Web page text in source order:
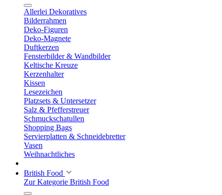
Allerlei Dekoratives
Bilderrahmen
Deko-Figuren
Deko-Magnete
Duftkerzen
Fensterbilder & Wandbilder
Keltische Kreuze
Kerzenhalter
Kissen
Lesezeichen
Platzsets & Untersetzer
Salz & Pfefferstreuer
Schmuckschatullen
Shopping Bags
Servierplatten & Schneidebretter
Vasen
Weihnachtliches
British Food
Zur Kategorie British Food